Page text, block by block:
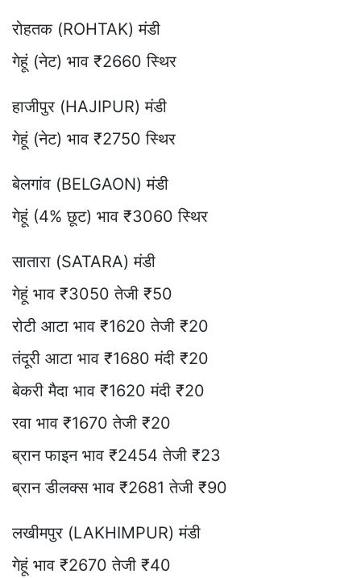
रोहतक (ROHTAK) मंडी
गेहूं (नेट) भाव ₹2660 स्थिर
हाजीपुर (HAJIPUR) मंडी
गेहूं (नेट) भाव ₹2750 स्थिर
बेलगांव (BELGAON) मंडी
गेहूं (4% छूट) भाव ₹3060 स्थिर
सातारा (SATARA) मंडी
गेहूं भाव ₹3050 तेजी ₹50
रोटी आटा भाव ₹1620 तेजी ₹20
तंदूरी आटा भाव ₹1680 मंदी ₹20
बेकरी मैदा भाव ₹1620 मंदी ₹20
रवा भाव ₹1670 तेजी ₹20
ब्रान फाइन भाव ₹2454 तेजी ₹23
ब्रान डीलक्स भाव ₹2681 तेजी ₹90
लखीमपुर (LAKHIMPUR) मंडी
गेहूं भाव ₹2670 तेजी ₹40